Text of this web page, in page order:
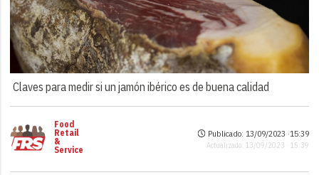
Claves para medir si un jamón ibérico es de buena calidad
Food
Retail
&
Service
Publicado: 13/09/2023 ·15:39
Actualizado: 13/09/2023 · 15:39